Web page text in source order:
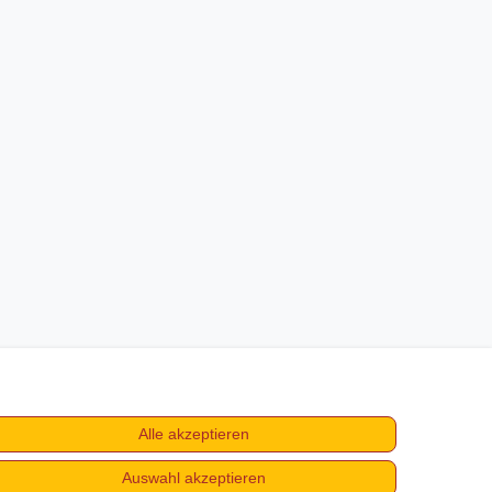
Alle akzeptieren
Auswahl akzeptieren